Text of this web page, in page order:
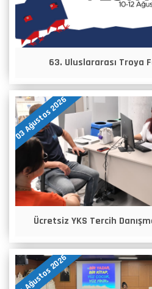
63. Uluslararası Troya
03 Ağustos 2026
Ücretsiz YKS Tercih
04 Ağustos 2026